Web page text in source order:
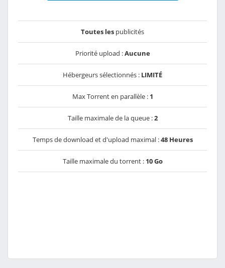
Toutes les publicités
Priorité upload :Aucune
Hébergeurs sélectionnés : LIMITÉ
Max Torrent en parallèle : 1
Taille maximale de la queue :2
Temps de download et d'upload maximal :48 Heures
Taille maximale du torrent : 10 Go